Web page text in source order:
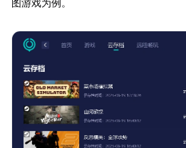
图游戏为例。